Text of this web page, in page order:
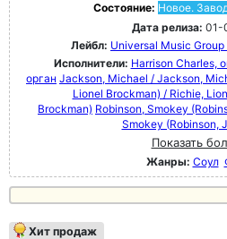
Состояние: Новое.
Дата релиза: 01-
Лейбл: Universal Music
Исполнители: Harrison Charles,
орган Jackson, Michael / Jackson,
Lionel Brockman) / Richie,
Brockman) Robinson, Smokey
Smokey (Robinson,
Показать
Жанры: Соул
Хит продаж